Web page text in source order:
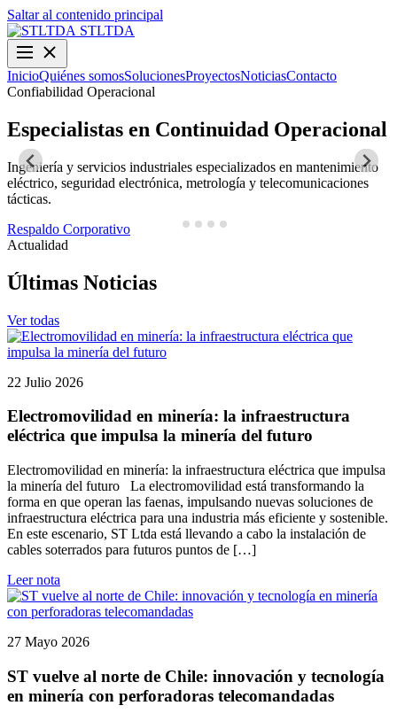
Saltar al contenido principal
STLTDA
InicioQuiénes somosSolucionesProyectosNoticiasContacto
Confiabilidad Operacional
Especialistas en Continuidad Operacional
Ingeniería y servicios industriales especializados en mantenimiento
eléctrico, seguridad electrónica, metrología y telecomunicaciones
tácticas.
Respaldo Corporativo
Actualidad
Últimas Noticias
Ver todas
22 Julio 2026
Electromovilidad en minería: la infraestructura
eléctrica que impulsa la minería del futuro
Electromovilidad en minería: la infraestructura eléctrica que impulsa
la minería del futuro La electromovilidad está transformando la
forma en que operan las faenas, impulsando nuevas soluciones de
infraestructura eléctrica para una industria más eficiente y sostenible.
En este escenario, ST Ltda está llevando a cabo la instalación de
cables soterrados para futuros puntos de […]
Leer nota
27 Mayo 2026
ST vuelve al norte de Chile: innovación y tecnología
en minería con perforadoras telecomandadas